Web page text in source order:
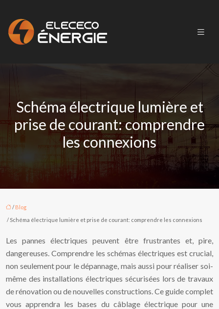
Schéma électrique lumière et
prise de courant: comprendre
les connexions
/ Blog
/ Schéma électrique lumière et prise de courant: comprendre les connexions
Les pannes électriques peuvent être frustrantes et, pire,
dangereuses. Comprendre les schémas électriques est crucial,
non seulement pour le dépannage, mais aussi pour réaliser soi-
même des installations électriques sécurisées lors de travaux
de rénovation ou de nouvelles constructions. Ce guide complet
vous apprendra les bases du câblage électrique pour une